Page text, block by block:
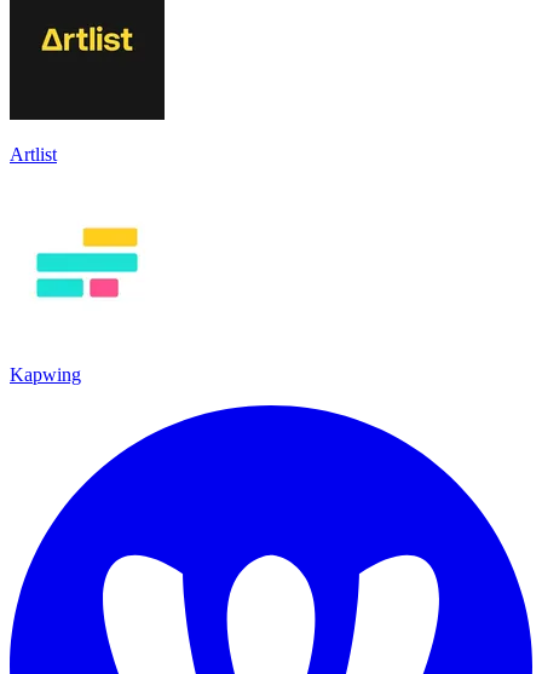
Artlist
Kapwing